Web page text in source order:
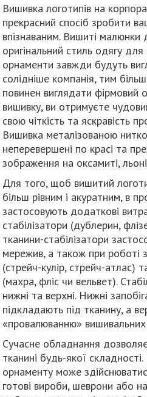
Вишивка логотипів на
прекрасний спосіб зробити
впізнаваним. Вишиті
оригінальний стиль одягу для
орнаменти завжди будуть
солідніше компанія, тим
повинен виглядати
вишивку, ви отримуєте
свою чіткість та яскравість
Вишивка металізованою
неперевершені по красі та
зображення на оксамиті,
Для того, щоб вишитий
більш рівним і акуратним, в
застосовують додаткові
стабілізатори (дублерин,
тканини-стабілізатори
мережив, а також при роботі
(стрейч-кулір, стрейч-атлас)
(махра, фліс чи вельвет).
нижні та верхні. Нижні
підкладають під тканину, а
«провалюванню» вишивальних
Сучасне обладнання
тканині будь-якої
орнаменту може
готові вироби, шеврони або